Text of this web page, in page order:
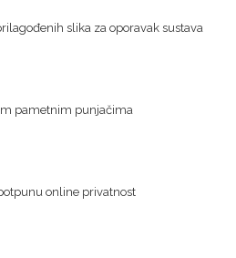
slika za oporavak sustava
pametnim punjačima
online privatnost